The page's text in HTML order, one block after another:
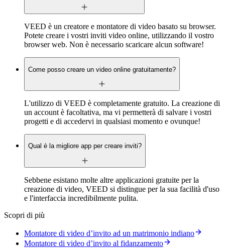
VEED è un creatore e montatore di video basato su browser.
Potete creare i vostri inviti video online, utilizzando il vostro
browser web. Non è necessario scaricare alcun software!
Come posso creare un video online gratuitamente?
L'utilizzo di VEED è completamente gratuito. La creazione di
un account è facoltativa, ma vi permetterà di salvare i vostri
progetti e di accedervi in qualsiasi momento e ovunque!
Qual è la migliore app per creare inviti?
Sebbene esistano molte altre applicazioni gratuite per la
creazione di video, VEED si distingue per la sua facilità d'uso
e l'interfaccia incredibilmente pulita.
Scopri di più
Montatore di video d’invito ad un matrimonio indiano
Montatore di video d’invito al fidanzamento